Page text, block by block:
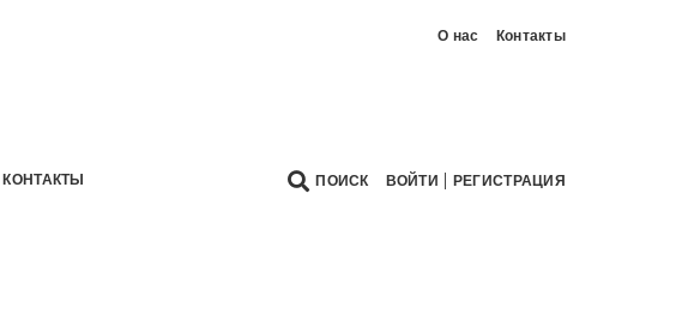
О нас Контакты
КОНТАКТЫ ПОИСК ВОЙТИ РЕГИСТРАЦИЯ